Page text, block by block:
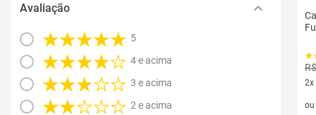
Avaliação
5
4 e acima
3 e acima
2 e acima
2x
2
ou